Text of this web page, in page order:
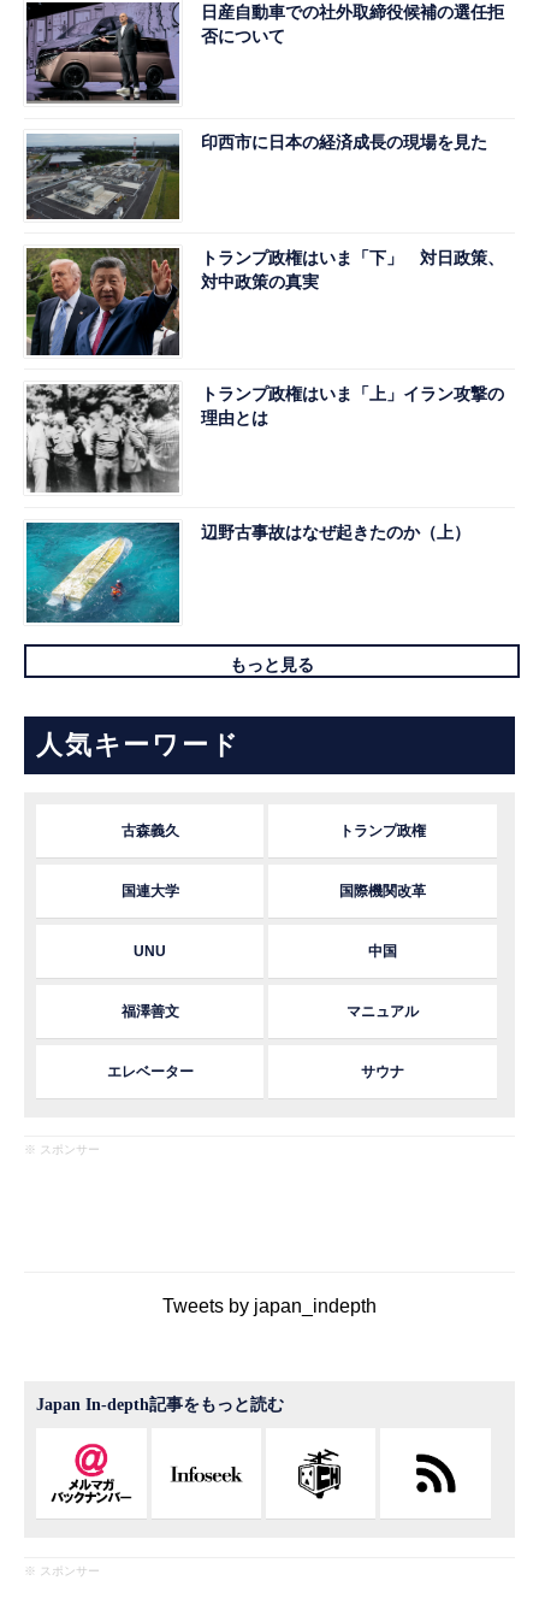
日産自動車での社外取締役候補の選任拒
否について
印西市に日本の経済成長の現場を見た
トランプ政権はいま「下」 対日政策、
対中政策の真実
トランプ政権はいま「上」イラン攻撃の
理由とは
辺野古事故はなぜ起きたのか（上）
もっと見る
人気キーワード
古森義久 トランプ政権
国連大学 国際機関改革
UNU 中国
福澤善文 マニュアル
エレベーター サウナ
※ スポンサー
Tweets by japan_indepth
Japan In-depth記事をもっと読む
※ スポンサー